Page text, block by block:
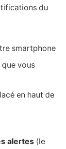
du
smartphone
que vous
en haut de
alertes (le